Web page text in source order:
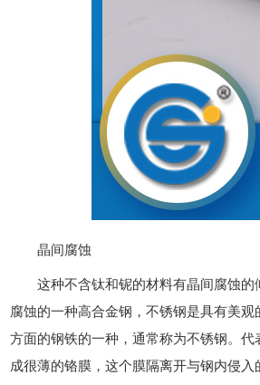
晶间腐蚀
这种不含钛和铌的材料有晶间腐蚀
腐蚀的一种高合金钢，不锈钢是具有美
方面的钢铁的一种，通常称为不锈钢。
成很薄的铬膜，这个膜隔离开与钢内侵